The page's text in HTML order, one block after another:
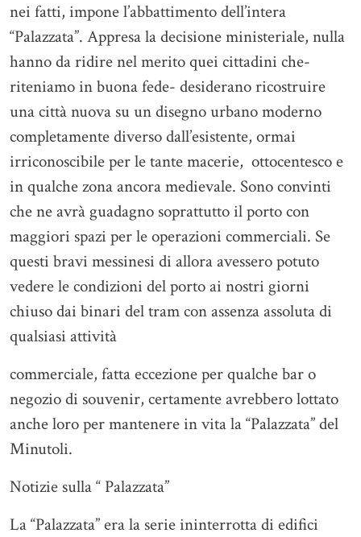
nei fatti, impone l’abbattimento dell’intera
“Palazzata”. Appresa la decisione ministeriale, nulla
hanno da ridire nel merito quei cittadini che-
riteniamo in buona fede- desiderano ricostruire
una città nuova su un disegno urbano moderno
completamente diverso dall’esistente, ormai
irriconoscibile per le tante macerie, ottocentesco e
in qualche zona ancora medievale. Sono convinti
che ne avrà guadagno soprattutto il porto con
maggiori spazi per le operazioni commerciali. Se
questi bravi messinesi di allora avessero potuto
vedere le condizioni del porto ai nostri giorni
chiuso dai binari del tram con assenza assoluta di
qualsiasi attività
commerciale, fatta eccezione per qualche bar o
negozio di souvenir, certamente avrebbero lottato
anche loro per mantenere in vita la “Palazzata” del
Minutoli.
Notizie sulla “ Palazzata”
La “Palazzata” era la serie ininterrotta di edifici